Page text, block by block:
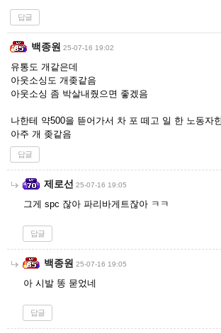
답글
백종원 25-07-16 19:02
유통도 개같은데
아웃소싱도 개좆같음
아웃소싱 좀 박살내줬으면 좋겠음
나한테 약500을 뜯어가서 차 포 떼고 일 한 노동자
아주 개 좆같음
답글
제로선 25-07-16 19:05
그게 spc 잖아 파리바게트잖아 ㅋㅋ
답글
백종원 25-07-16 19:05
아 시발 똥 묻었네
답글